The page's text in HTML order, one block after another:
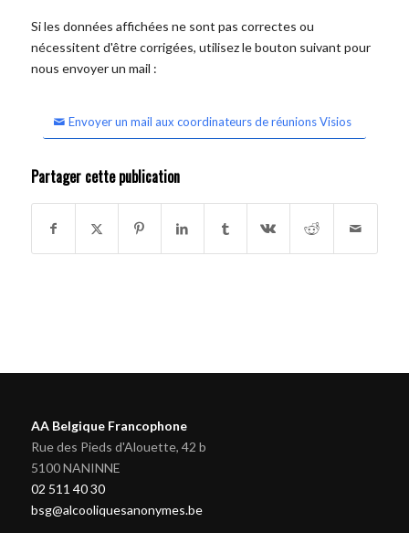
Si les données affichées ne sont pas correctes ou
nécessitent d'être corrigées, utilisez le bouton suivant pour
nous envoyer un mail :
Envoyer un mail aux coordinateurs de réunions Visios
Partager cette publication
AA Belgique Francophone
Rue des Pieds d'Alouette, 42 b
5100 NANINNE
02 511 40 30
bsg@alcooliquesanonymes.be